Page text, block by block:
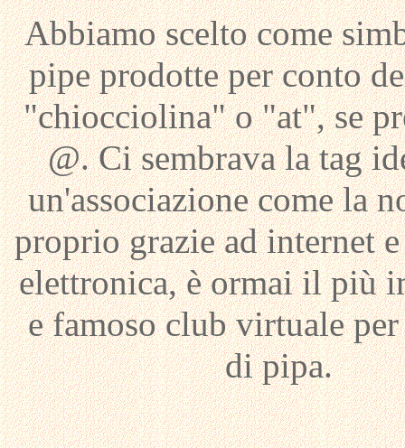
Abbiamo scelto come
pipe prodotte per conto
"chiocciolina" o "at", se
@. Ci sembrava la tag
un'associazione come la
proprio grazie ad internet
elettronica, è ormai il più
e famoso club virtuale
di pipa.